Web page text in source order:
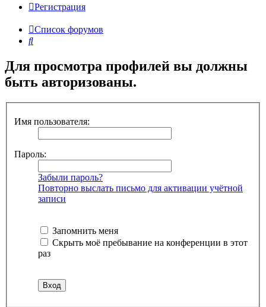
Регистрация
Список форумов
Поиск
Для просмотра профилей вы должны
быть авторизованы.
Имя пользователя:
Пароль:
Забыли пароль?
Повторно выслать письмо для активации учётной
записи
Запомнить меня
Скрыть моё пребывание на конференции в этот
раз